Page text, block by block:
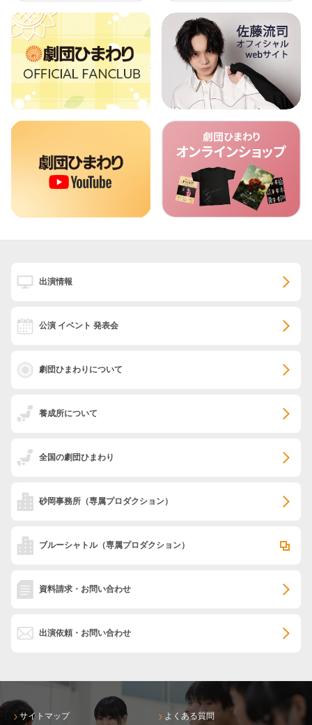
出演情報
公演 イベント 発表会
劇団ひまわりについて
養成所について
全国の劇団ひまわり
砂岡事務所 （専属プロダクション）
ブルーシャトル（専属プロダクション）
資料請求・お問い合わせ
出演依頼・お問い合わせ
サイトマップ
よくある質問